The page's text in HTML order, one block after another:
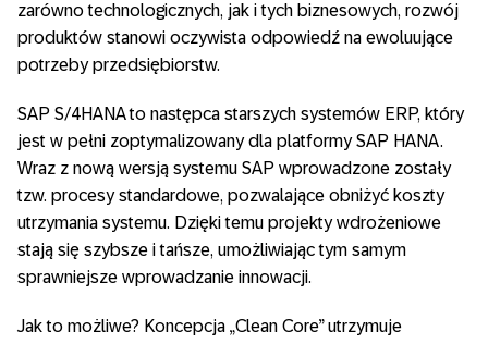
zarówno technologicznych, jak i tych biznesowych, rozwój
produktów stanowi oczywista odpowiedź na ewoluujące
potrzeby przedsiębiorstw.
SAP S/4HANA to następca starszych systemów ERP, który
jest w pełni zoptymalizowany dla platformy SAP HANA.
Wraz z nową wersją systemu SAP wprowadzone zostały
tzw. procesy standardowe, pozwalające obniżyć koszty
utrzymania systemu. Dzięki temu projekty wdrożeniowe
stają się szybsze i tańsze, umożliwiając tym samym
sprawniejsze wprowadzanie innowacji.
Jak to możliwe? Koncepcja „Clean Core” utrzymuje